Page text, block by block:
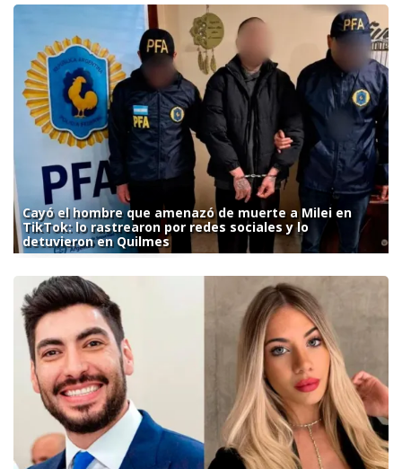
Cayó el hombre que amenazó de muerte a Milei en
TikTok: lo rastrearon por redes sociales y lo
detuvieron en Quilmes